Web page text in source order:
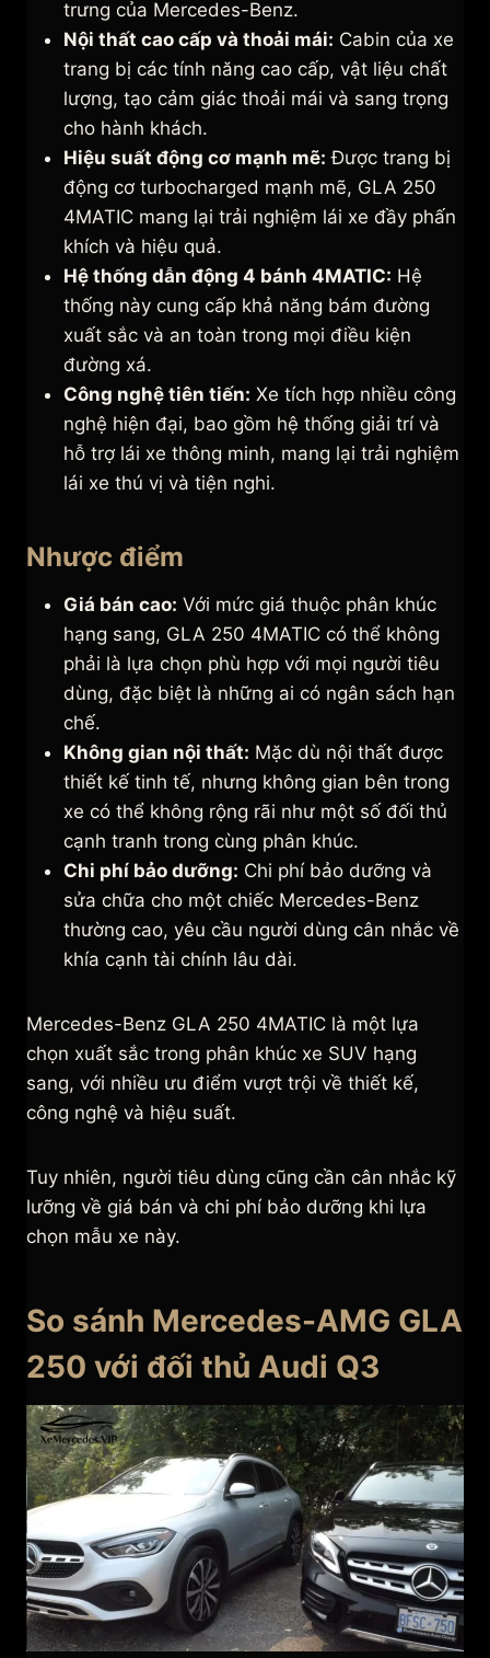
trưng của Mercedes-Benz.
Nội thất cao cấp và thoải mái: Cabin của xe
trang bị các tính năng cao cấp, vật liệu chất
lượng, tạo cảm giác thoải mái và sang trọng
cho hành khách.
Hiệu suất động cơ mạnh mẽ: Được trang bị
động cơ turbocharged mạnh mẽ, GLA 250
4MATIC mang lại trải nghiệm lái xe đầy phấn
khích và hiệu quả.
Hệ thống dẫn động 4 bánh 4MATIC: Hệ
thống này cung cấp khả năng bám đường
xuất sắc và an toàn trong mọi điều kiện
đường xá.
Công nghệ tiên tiến: Xe tích hợp nhiều công
nghệ hiện đại, bao gồm hệ thống giải trí và
hỗ trợ lái xe thông minh, mang lại trải nghiệm
lái xe thú vị và tiện nghi.
Nhược điểm
Giá bán cao: Với mức giá thuộc phân khúc
hạng sang, GLA 250 4MATIC có thể không
phải là lựa chọn phù hợp với mọi người tiêu
dùng, đặc biệt là những ai có ngân sách hạn
chế.
Không gian nội thất: Mặc dù nội thất được
thiết kế tinh tế, nhưng không gian bên trong
xe có thể không rộng rãi như một số đối thủ
cạnh tranh trong cùng phân khúc.
Chi phí bảo dưỡng: Chi phí bảo dưỡng và
sửa chữa cho một chiếc Mercedes-Benz
thường cao, yêu cầu người dùng cân nhắc về
khía cạnh tài chính lâu dài.
Mercedes-Benz GLA 250 4MATIC là một lựa
chọn xuất sắc trong phân khúc xe SUV hạng
sang, với nhiều ưu điểm vượt trội về thiết kế,
công nghệ và hiệu suất.
Tuy nhiên, người tiêu dùng cũng cần cân nhắc kỹ
lưỡng về giá bán và chi phí bảo dưỡng khi lựa
chọn mẫu xe này.
So sánh Mercedes-AMG GLA
250 với đối thủ Audi Q3